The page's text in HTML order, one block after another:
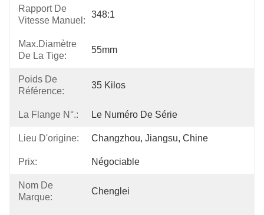
Rapport De
Vitesse Manuel:
348:1
Max.Diamètre
De La Tige:
55mm
Poids De
Référence:
35 Kilos
La Flange N°.: Le Numéro De Série
Lieu D'origine: Changzhou, Jiangsu, Chine
Prix: Négociable
Nom De
Marque:
Chenglei